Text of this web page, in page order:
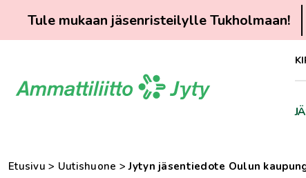
Tule mukaan jäsenristeilylle Tukholmaan!
sisältöön
Etusivu > Uutishuone >Jytyn jäsentiedote Oulun